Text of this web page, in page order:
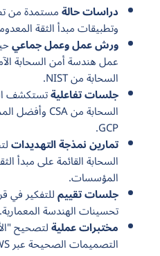
دراسات حالةمستمدة من
وتطبيقات مبدأ الثقة
ورش عمل وعمل جماعي
عمل هندسة أمن السحابة
السحابة من NIST.
جلسات تفاعليةتستكشف
GCP.
تمارين نمذجة التهديدات
السحابة القائمة على مبدأ
المؤسسات.
جلسات تقييمللتفكير في
تحسينات الهندسة المعمارية.
مختبرات عمليةلتصحيح
التصميمات الصحيحة عبر AWS و Azure و Google Cloud.